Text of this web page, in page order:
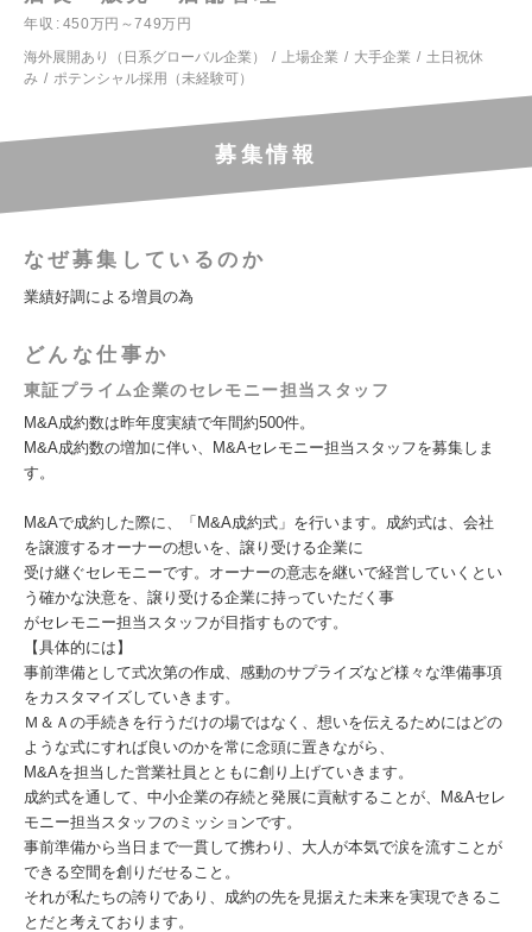
年収
450万円～749万円
海外展開あり（日系グローバル企業）
上場企業 大手企業
土日祝休
み
ポテンシャル採用（未経験可）
募集情報
なぜ募集しているのか
業績好調による増員の為
どんな仕事か
東証プライム企業のセレモニー担当スタッフ
M&A成約数は昨年度実績で年間約500件。
M&A成約数の増加に伴い、M&Aセレモニー担当スタッフを募集しま
す。
M&Aで成約した際に、「M&A成約式」を行います。成約式は、会社
を譲渡するオーナーの想いを、譲り受ける企業に
受け継ぐセレモニーです。オーナーの意志を継いで経営していくとい
う確かな決意を、譲り受ける企業に持っていただく事
がセレモニー担当スタッフが目指すものです。
【具体的には】
事前準備として式次第の作成、感動のサプライズなど様々な準備事項
をカスタマイズしていきます。
Ｍ＆Ａの手続きを行うだけの場ではなく、想いを伝えるためにはどの
ような式にすれば良いのかを常に念頭に置きながら、
M&Aを担当した営業社員とともに創り上げていきます。
成約式を通して、中小企業の存続と発展に貢献することが、M&Aセレ
モニー担当スタッフのミッションです。
事前準備から当日まで一貫して携わり、大人が本気で涙を流すことが
できる空間を創りだせること。
それが私たちの誇りであり、成約の先を見据えた未来を実現できるこ
とだと考えております。